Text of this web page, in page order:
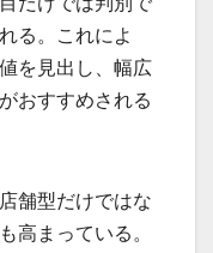
る。これによ
を見出し、幅広
おすすめされる
舗型だけではな
高まっている。